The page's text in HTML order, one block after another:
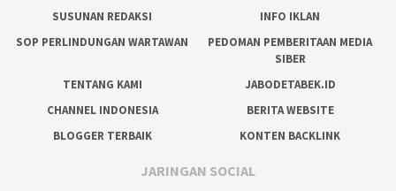
SUSUNAN REDAKSI
INFO IKLAN
SOP PERLINDUNGAN WARTAWAN
PEDOMAN PEMBERITAAN MEDIA
SIBER
TENTANG KAMI
JABODETABEK.ID
CHANNEL INDONESIA
BERITA WEBSITE
BLOGGER TERBAIK
KONTEN BACKLINK
JARINGAN SOCIAL